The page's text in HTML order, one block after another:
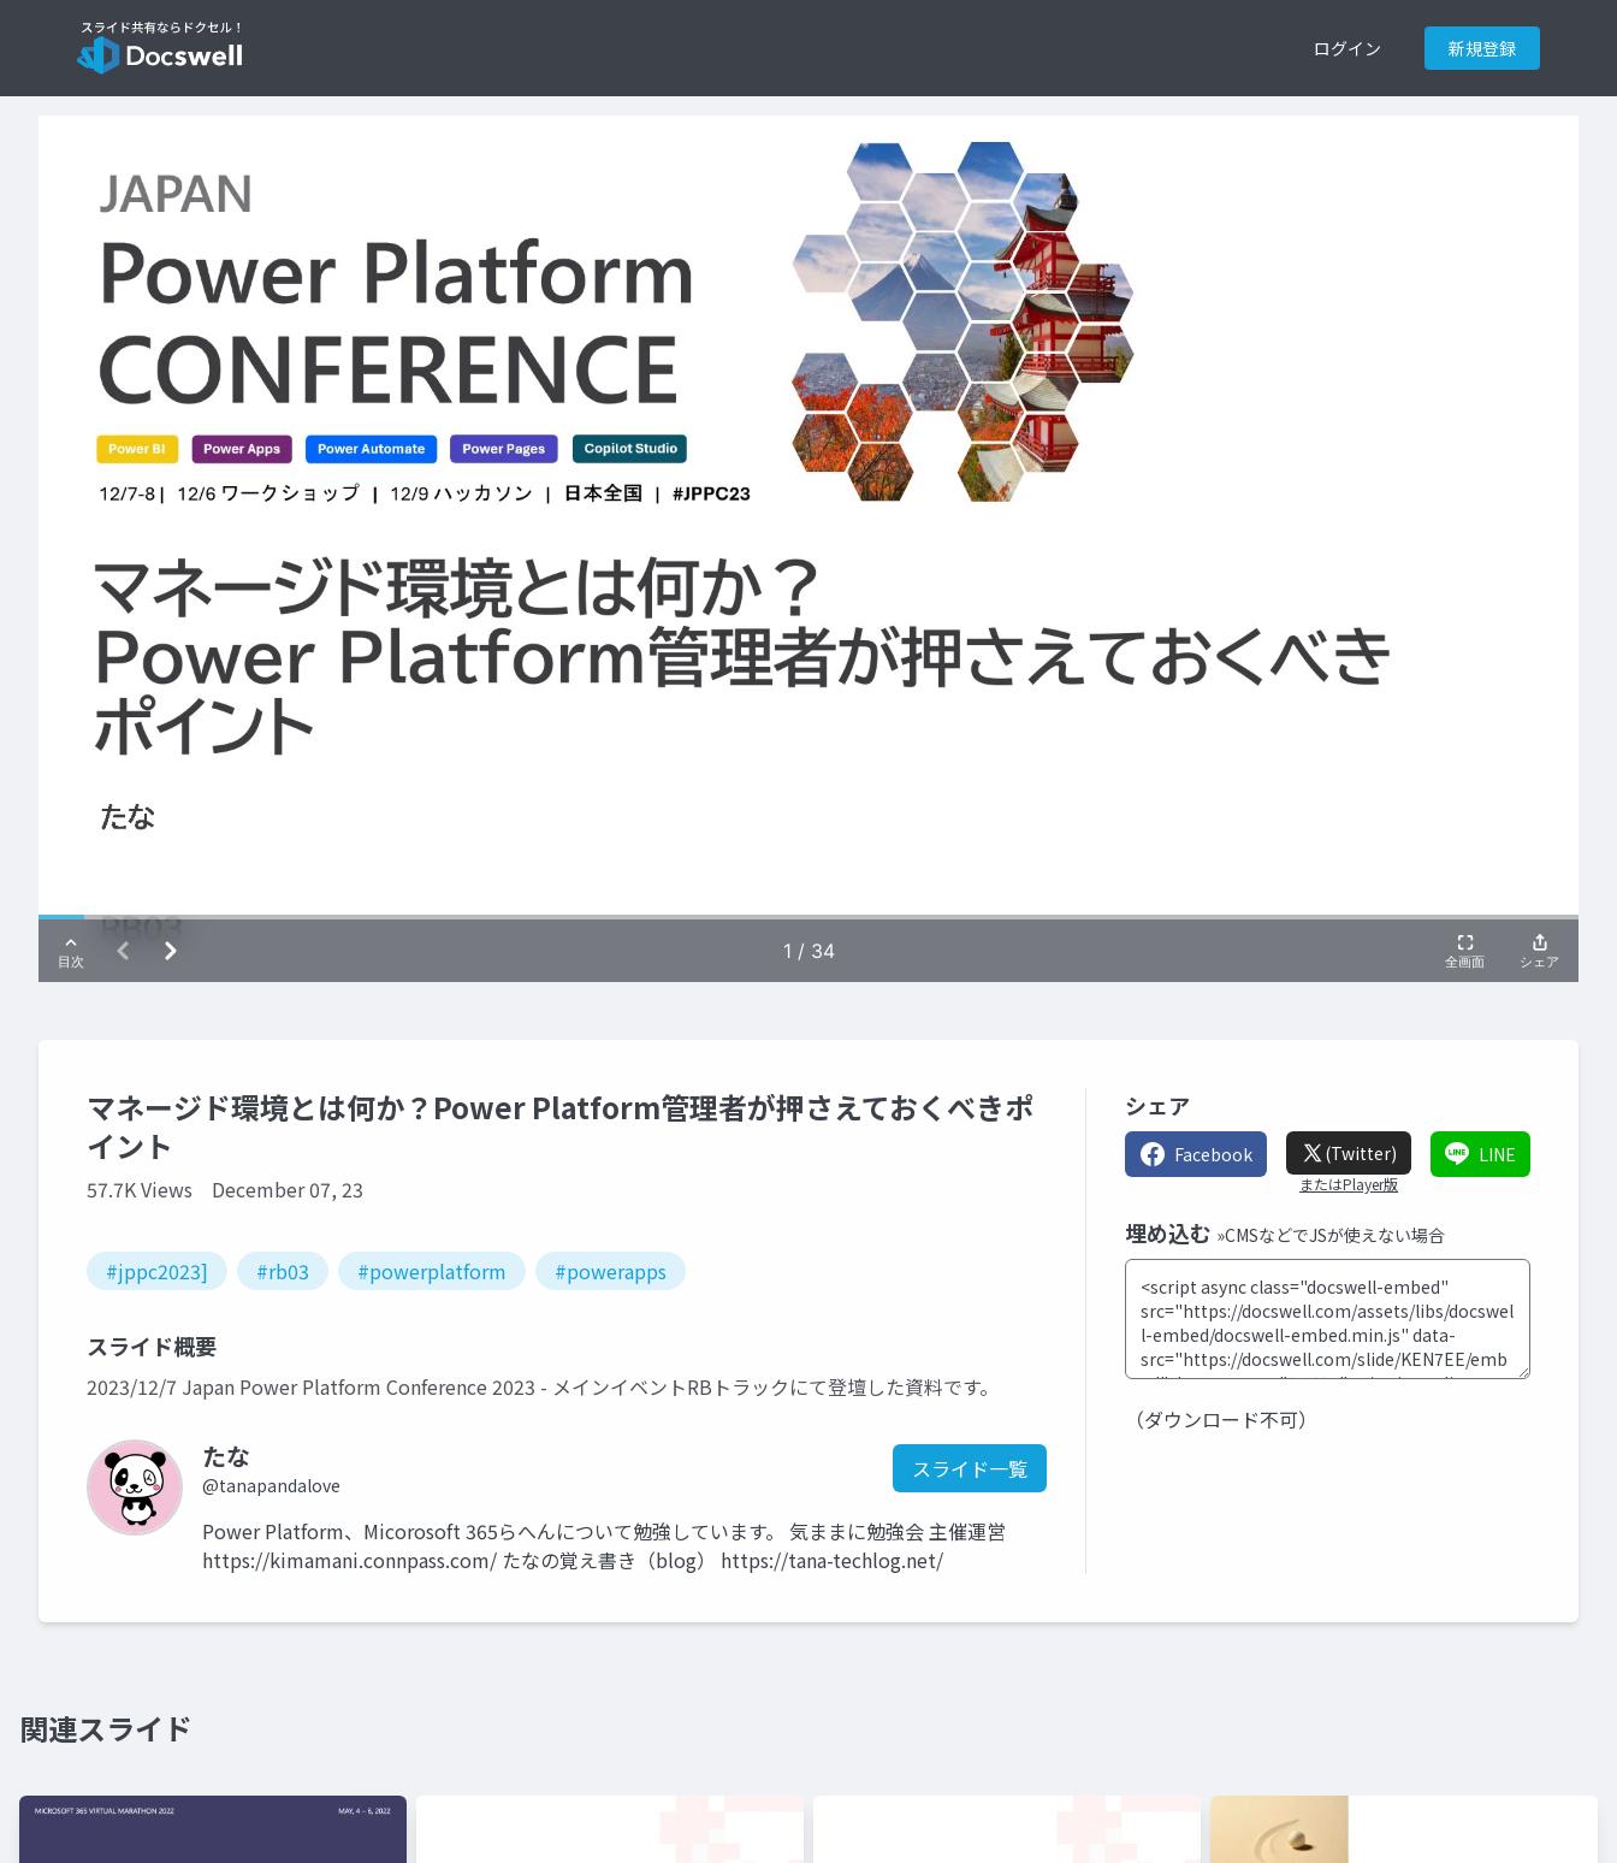
ログイン 新規登録
マネージド環境とは何か？Power Platform管理者が押さえておくべきポ
イント
57.7K Views December 07, 23
#jppc2023] #rb03 #powerplatform #powerapps
スライド概要
2023/12/7 Japan Power Platform Conference 2023 - メインイベントRBトラックにて登壇した資料です。
たな
@tanapandalove
スライド一覧
Power Platform、Micorosoft 365らへんについて勉強しています。 気ままに勉強会 主催運営
https://kimamani.connpass.com/ たなの覚え書き（blog） https://tana-techlog.net/
シェア
Facebook (Twitter)
またはPlayer版
LINE
埋め込む »CMSなどでJSが使えない場合
（ダウンロード不可）
関連スライド